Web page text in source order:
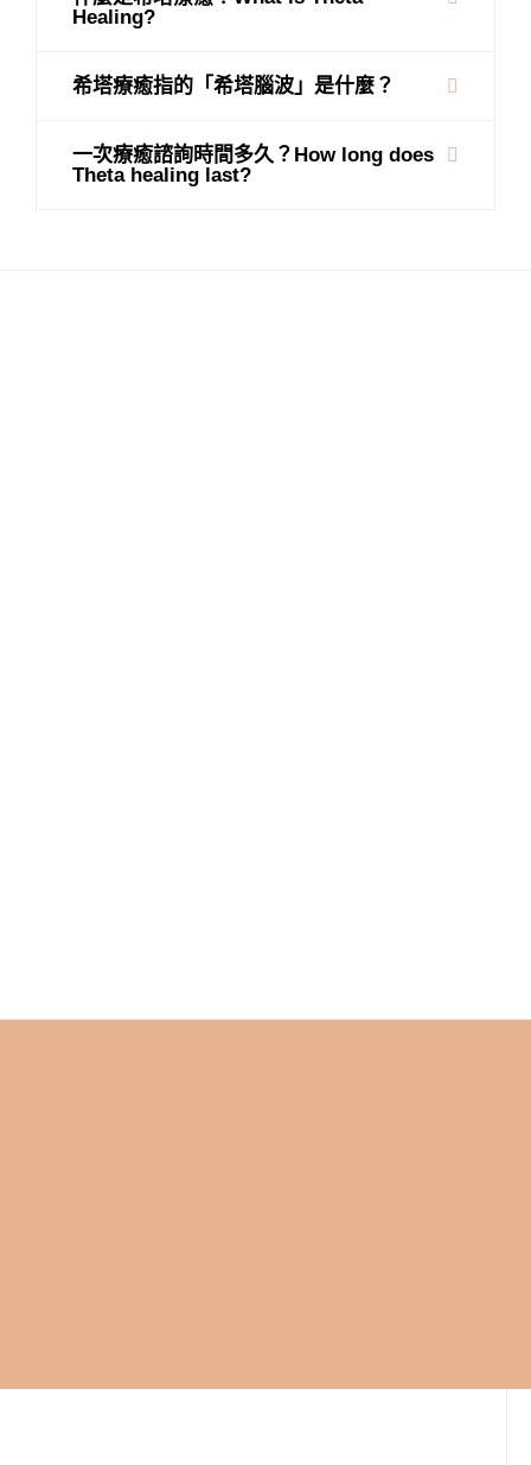
Healing?
希塔療癒指的「希塔腦波」是什麼？
一次療癒諮詢時間多久？How long does
Theta healing last?